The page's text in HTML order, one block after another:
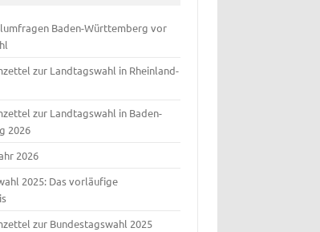
Baden-Württemberg vor
zur Landtagswahl in Rheinland-
zur Landtagswahl in Baden-
2026
2026
2025: Das vorläufige
zur Bundestagswahl 2025